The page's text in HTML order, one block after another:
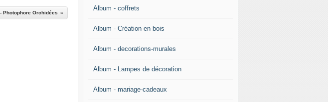
Photophore Orchidées
Album - coffrets
Album - Création en bois
Album - decorations-murales
Album - Lampes de décoration
Album - mariage-cadeaux